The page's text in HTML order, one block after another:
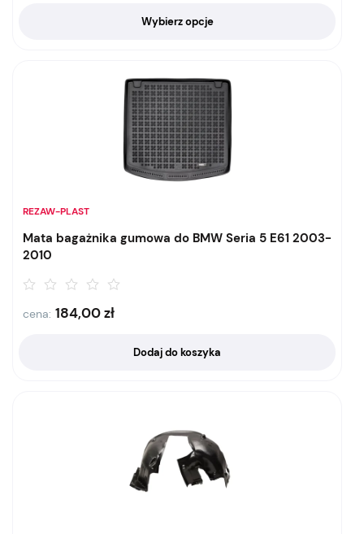
Wybierz opcje
REZAW-PLAST
Mata bagażnika gumowa do BMW Seria 5 E61 2003-
2010
cena: 184,00zł
Dodaj do koszyka